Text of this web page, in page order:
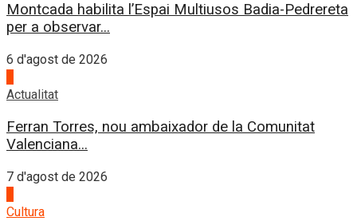
Montcada habilita l’Espai Multiusos Badia-Pedrereta
per a observar...
6 d'agost de 2026
Actualitat
Ferran Torres, nou ambaixador de la Comunitat
Valenciana...
7 d'agost de 2026
Cultura